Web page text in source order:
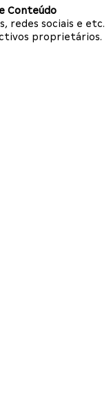
Conteúdo
redes sociais e etc.
proprietários.